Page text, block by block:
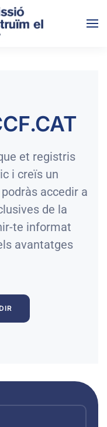
et registris
i creïs un
accedir a
de la
te informat
avantatges